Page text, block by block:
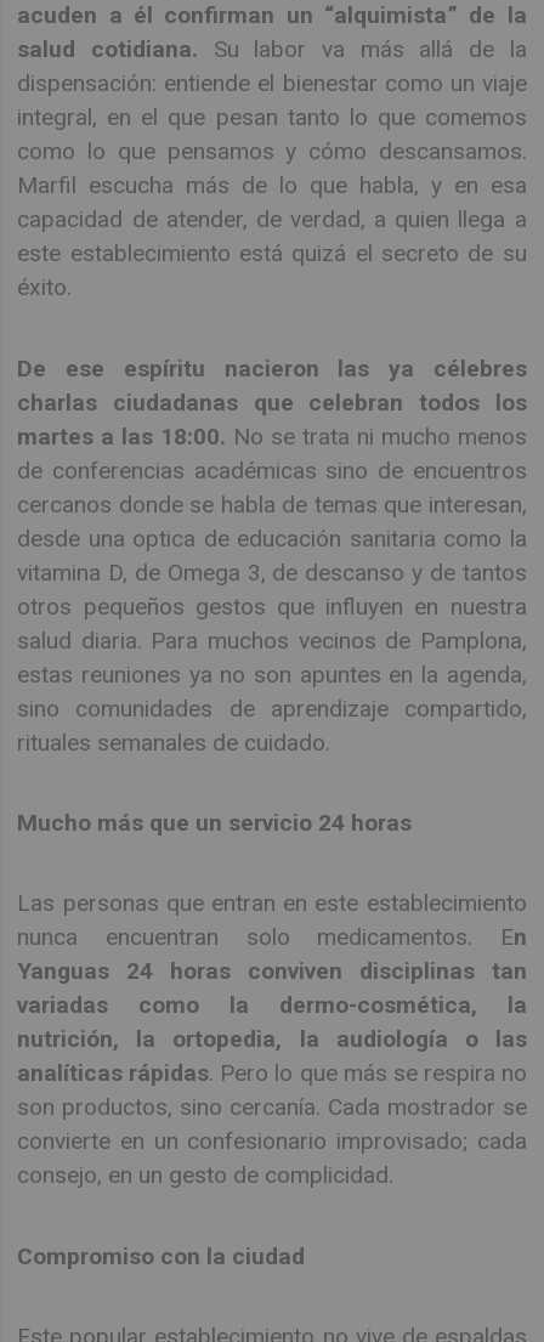
acuden a él confirman un “alquimista” de la
salud cotidiana. Su labor va más allá de la
dispensación: entiende el bienestar como un viaje
integral, en el que pesan tanto lo que comemos
como lo que pensamos y cómo descansamos.
Marfil escucha más de lo que habla, y en esa
capacidad de atender, de verdad, a quien llega a
este establecimiento está quizá el secreto de su
éxito.
De ese espíritu nacieron las ya célebres
charlas ciudadanas que celebran todos los
martes a las 18:00. No se trata ni mucho menos
de conferencias académicas sino de encuentros
cercanos donde se habla de temas que interesan,
desde una optica de educación sanitaria como la
vitamina D, de Omega 3, de descanso y de tantos
otros pequeños gestos que influyen en nuestra
salud diaria. Para muchos vecinos de Pamplona,
estas reuniones ya no son apuntes en la agenda,
sino comunidades de aprendizaje compartido,
rituales semanales de cuidado.
Mucho más que un servicio 24 horas
Las personas que entran en este establecimiento
nunca encuentran solo medicamentos. En
Yanguas 24 horas conviven disciplinas tan
variadas como la dermo-cosmética, la
nutrición, la ortopedia, la audiología o las
analíticas rápidas. Pero lo que más se respira no
son productos, sino cercanía. Cada mostrador se
convierte en un confesionario improvisado; cada
consejo, en un gesto de complicidad.
Compromiso con la ciudad